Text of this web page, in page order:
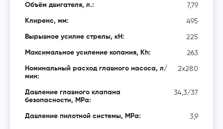
Объём двигателя, л.: 7,79
Клиренс, мм: 495
Вырывное усилие стрелы, кН: 225
Максимальное усиление копания, Kh: 263
Номинальный расход главного насоса, л/
мин:
2x280
Давление главного клапана
безопасности, MPa:
34,3/37
Давление пилотной системы, MPa: 3,9